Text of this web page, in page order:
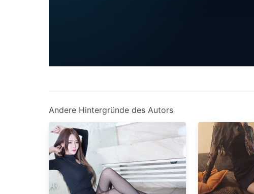
Andere Hintergründe des Autors